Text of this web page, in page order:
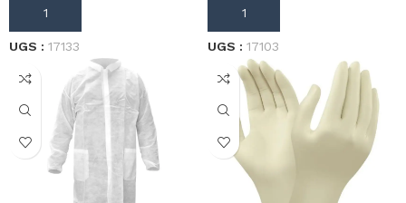
AJOUTER AU PANIER
UGS : 17133
AJOUTER AU PANIER
UGS : 17103